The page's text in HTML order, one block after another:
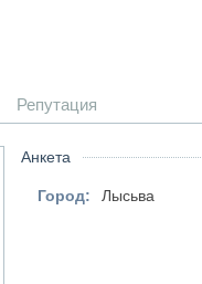
Репутация
Анкета
Город: Лысьва